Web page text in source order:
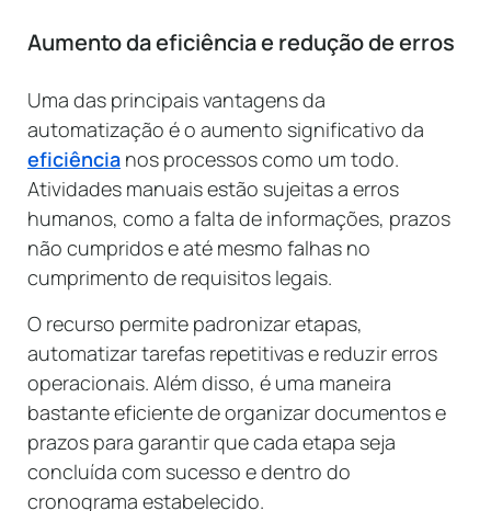
Aumento da eficiência e redução de erros
Uma das principais vantagens da
automatização é o aumento significativo da
eficiência nos processos como um todo.
Atividades manuais estão sujeitas a erros
humanos, como a falta de informações, prazos
não cumpridos e até mesmo falhas no
cumprimento de requisitos legais.
O recurso permite padronizar etapas,
automatizar tarefas repetitivas e reduzir erros
operacionais. Além disso, é uma maneira
bastante eficiente de organizar documentos e
prazos para garantir que cada etapa seja
concluída com sucesso e dentro do
cronograma estabelecido.